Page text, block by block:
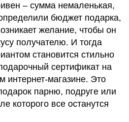
– сумма немаленькая,
бюджет подарка,
желание, чтобы он
получателю. И тогда
становится стильно
сертификат на
интернет-магазине. Это
парню, подруге или
которого все останутся